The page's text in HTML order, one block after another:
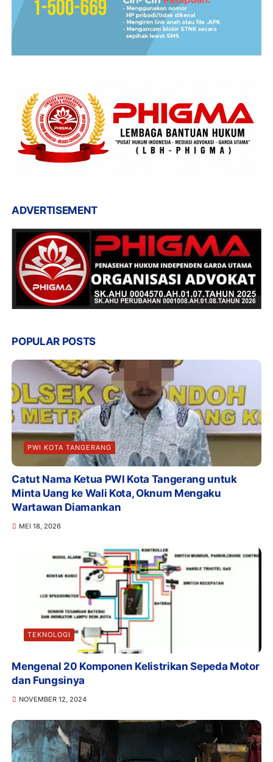
ADVERTISEMENT
POPULAR POSTS
PWI KOTA TANGERANG
Catut Nama Ketua PWI Kota Tangerang untuk
Minta Uang ke Wali Kota, Oknum Mengaku
Wartawan Diamankan
MEI 18, 2026
TEKNOLOGI
Mengenal 20 Komponen Kelistrikan Sepeda Motor
dan Fungsinya
NOVEMBER 12, 2024